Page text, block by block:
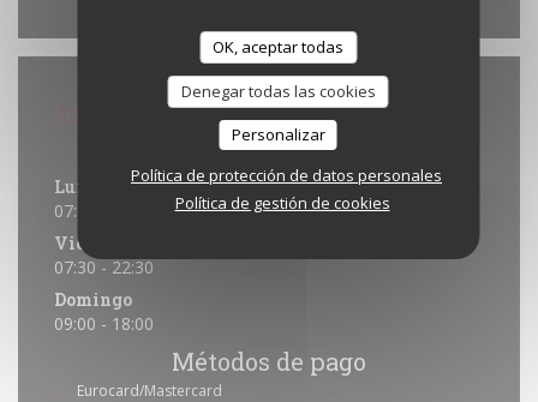
OK, aceptar todas
Denegar todas las cookies
Personalizar
Política de protección de datos personales
Política de gestión de cookies
Información general
Horario de apertura
Lun
Jue
07:30 - 22:00
Vie
07:30 - 22:30
Domingo
09:00 - 18:00
Métodos de pago
Eurocard/Mastercard